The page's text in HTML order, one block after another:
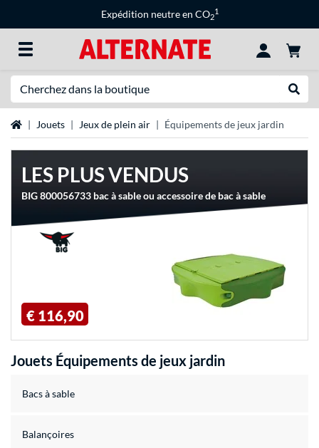
Expédition neutre en CO2
1
Page d'accueil
Jouets Jeux de plein air Équipements de jeux jardin
LES PLUS VENDUS
BIG 800056733 bac à sable ou accessoire de bac à sable
€ 116,90
Jouets Équipements de jeux jardin
Bacs à sable
Balançoires